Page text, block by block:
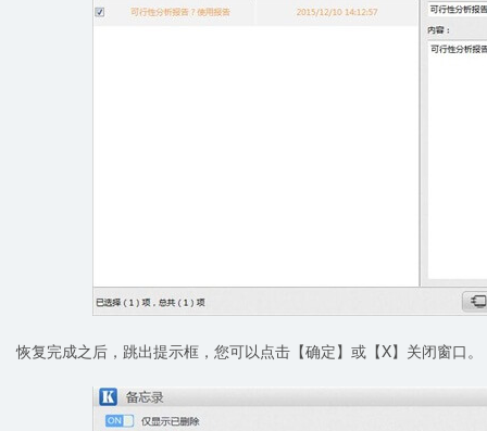
恢复完成之后，跳出提示框，您可以点击【确定】或【X】关闭窗口。